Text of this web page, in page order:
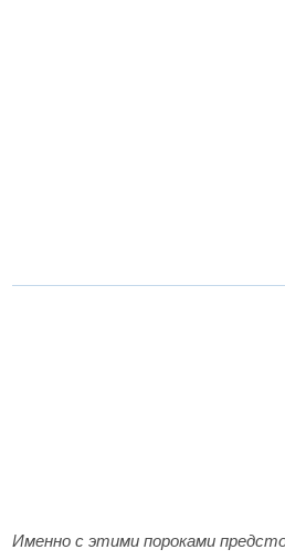
Именно с этими пороками